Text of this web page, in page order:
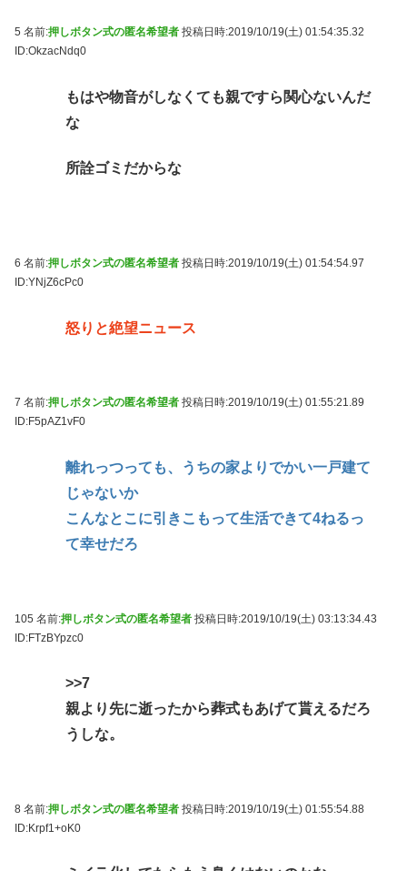
5 名前:押しボタン式の匿名希望者 投稿日時:2019/10/19(土) 01:54:35.32
ID:OkzacNdq0
もはや物音がしなくても親ですら関心ないんだ
な
所詮ゴミだからな
6 名前:押しボタン式の匿名希望者 投稿日時:2019/10/19(土) 01:54:54.97
ID:YNjZ6cPc0
怒りと絶望ニュース
7 名前:押しボタン式の匿名希望者 投稿日時:2019/10/19(土) 01:55:21.89
ID:F5pAZ1vF0
離れっつっても、うちの家よりでかい一戸建て
じゃないか
こんなとこに引きこもって生活できて4ねるっ
て幸せだろ
105 名前:押しボタン式の匿名希望者 投稿日時:2019/10/19(土) 03:13:34.43
ID:FTzBYpzc0
>>7
親より先に逝ったから葬式もあげて貰えるだろ
うしな。
8 名前:押しボタン式の匿名希望者 投稿日時:2019/10/19(土) 01:55:54.88
ID:Krpf1+oK0